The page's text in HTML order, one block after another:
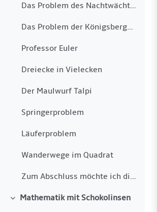
Das Problem des Nachtwächters
Das Problem der Königsberger Brücken
Professor Euler
Dreiecke in Vielecken
Der Maulwurf Talpi
Springerproblem
Läuferproblem
Wanderwege im Quadrat
Zum Abschluss möchte ich dir noch einige spieleris...
Einklappen
Mathematik mit Schokolinsen